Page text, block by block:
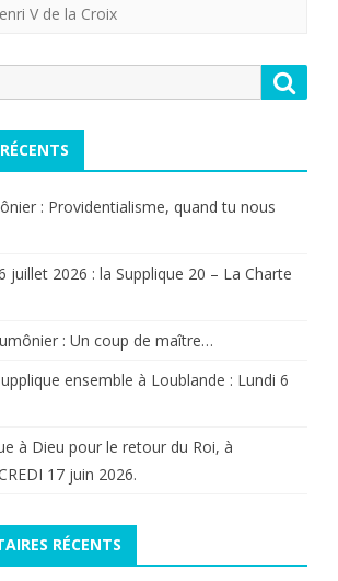
V de la Croix
: Providentialisme, quand tu nous
juillet 2026 : la Supplique 20 – La Charte
: Un coup de maître…
ensemble à Loublande : Lundi 6
à Dieu pour le retour du Roi, à
17 juin 2026.
RÉCENTS